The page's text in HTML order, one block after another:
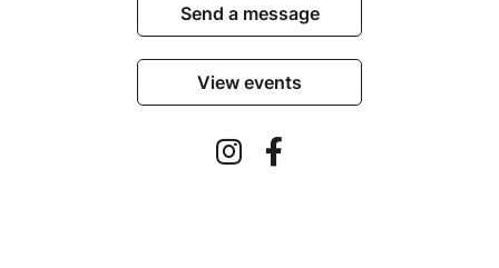
Send a message
View events